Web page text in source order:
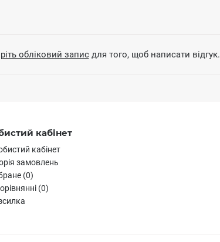
обліковий записдля того, щоб написати відгук.
кабінет
кабінет
замовлень
(0)
(0)